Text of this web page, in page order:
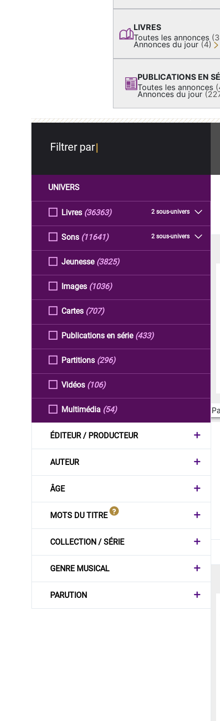
LIVRES
Toutes les annonces
Annonces du jour (4)
PUBLICATIONS EN
Toutes les annonces
Annonces du jour
Filtrer par
UNIVERS
Livres 2 sous-univers
(36363)
Sons 2 sous-univers
(11641)
Jeunesse (3825)
Images (1036)
Cartes (707)
Publications en série (433)
Partitions (296)
Vidéos (106)
Multimédia (54)
ÉDITEUR / PRODUCTEUR
AUTEUR
ÂGE
MOTS DU TITRE
COLLECTION / SÉRIE
GENRE MUSICAL
PARUTION